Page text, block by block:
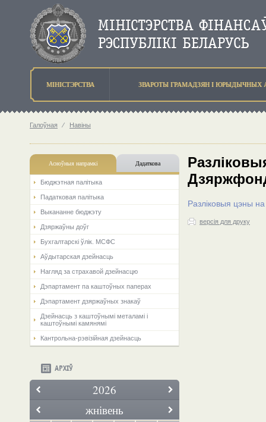
МIНIСТЭРСТВА ЗВАРОТЫ ГРАМАДЗЯН I ЮРЫДЫЧНЫХ
Галоўная ⁄ Навіны
Асноўныя напрамкi Дадаткова
Бюджэтная палiтыка
Падатковая палітыка
Выкананне бюджэту
Дзяржаўны доўг
Бухгалтарскі ўлік. МСФС
Аўдытарская дзейнасць
Нагляд за страхавой дзейнасцю
Дэпартамент па каштоўных паперах
Дэпартамент дзяржаўных знакаў
Дзейнасць з каштоўнымі металамі і
каштоўнымі камянямі
Кантрольна-рэвізійная дзейнасць
АРХІЎ
2026
жнівень
Разліковыя цэны
версія для друку